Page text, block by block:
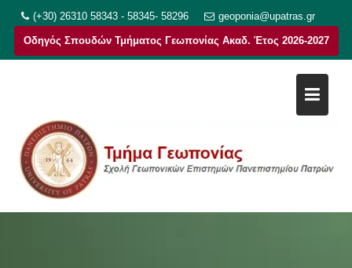
στο
περιεχόμενο
(+30) 26310 58343 - 58345- 58296 geoponia@upatras.gr
Οδηγός Σπουδών Τμήματος Γεωπονίας Ακαδ. Έτος 2026-2027